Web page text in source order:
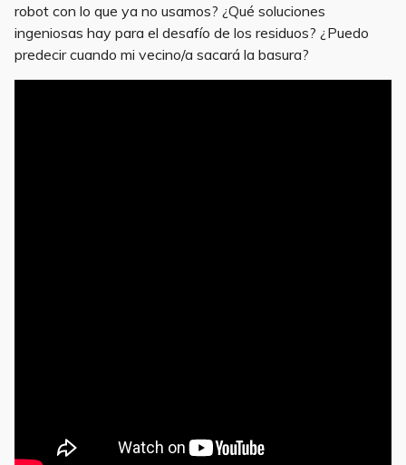
robot con lo que ya no usamos? ¿Qué soluciones
ingeniosas hay para el desafío de los residuos? ¿Puedo
predecir cuando mi vecino/a sacará la basura?